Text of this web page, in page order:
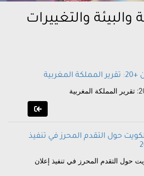
والبيئة والتغييرات
حول التقدم المحرز في تنفيذ
حول التقدم المحرز في تنفيذ إعلان